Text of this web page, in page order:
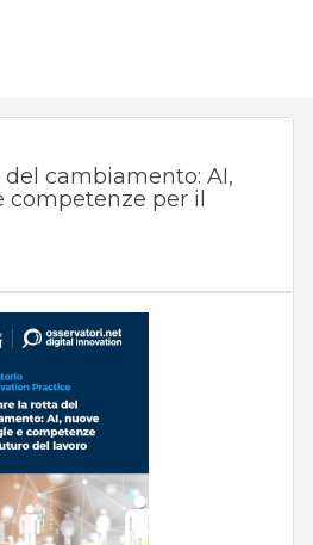
cambiamento: AI,
competenze per il